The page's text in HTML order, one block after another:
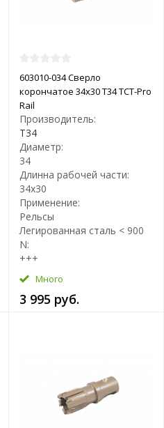
603010-034 Сверло
корончатое 34х30 T34 TCT-Pro
Rail
Производитель:
T34
Диаметр:
34
Длинна рабочей части:
34х30
Применение:
Рельсы
Легированная сталь < 900
N:
+++
Много
3 995 руб.